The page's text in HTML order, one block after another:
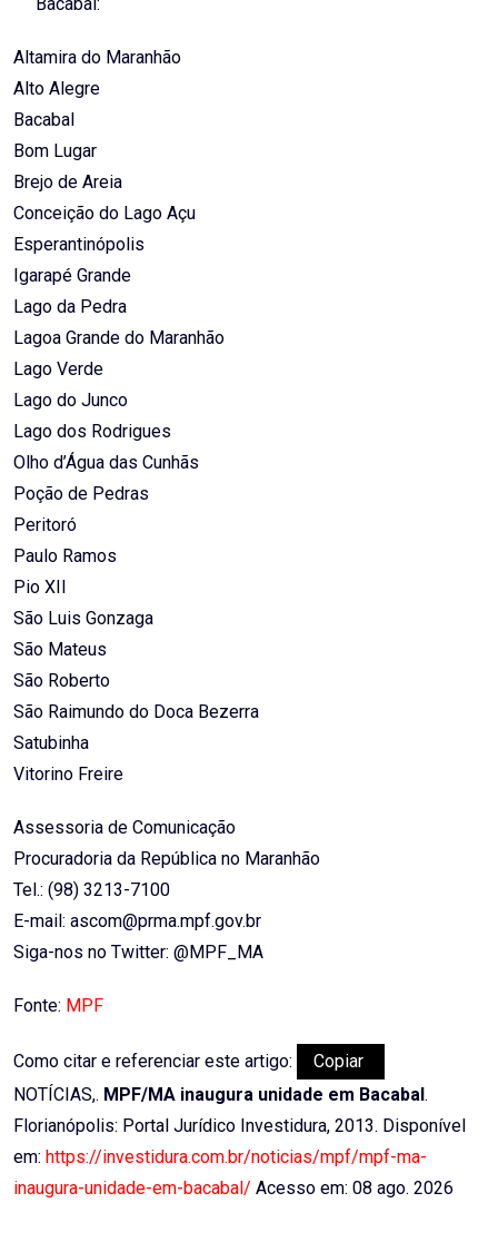
Bacabal:
Altamira do Maranhão
Alto Alegre
Bacabal
Bom Lugar
Brejo de Areia
Conceição do Lago Açu
Esperantinópolis
Igarapé Grande
Lago da Pedra
Lagoa Grande do Maranhão
Lago Verde
Lago do Junco
Lago dos Rodrigues
Olho d’Água das Cunhãs
Poção de Pedras
Peritoró
Paulo Ramos
Pio XII
São Luis Gonzaga
São Mateus
São Roberto
São Raimundo do Doca Bezerra
Satubinha
Vitorino Freire
Assessoria de Comunicação
Procuradoria da República no Maranhão
Tel.: (98) 3213-7100
E-mail: ascom@prma.mpf.gov.br
Siga-nos no Twitter: @MPF_MA
Fonte: MPF
Como citar e referenciar este artigo:
Copiar
NOTÍCIAS,. MPF/MA inaugura unidade em Bacabal .
Florianópolis: Portal Jurídico Investidura, 2013. Disponível
em: https://investidura.com.br/noticias/mpf/mpf-ma-
inaugura-unidade-em-bacabal/ Acesso em: 08 ago. 2026